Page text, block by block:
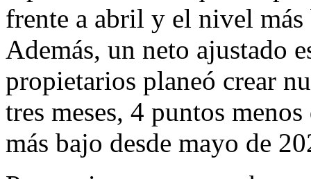
frente a abril y el nivel
Además, un neto ajustado
propietarios planeó crear
tres meses, 4 puntos
más bajo desde mayo de